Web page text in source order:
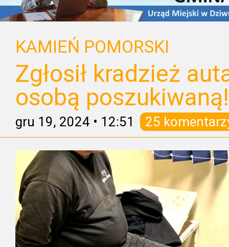
KAMIEŃ POMORSKI
Zgłosił kradzież
osobą poszukiwaną!
gru 19, 2024 • 12:51 25